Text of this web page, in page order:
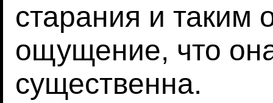
старания и таким
ощущение, что
существенна.